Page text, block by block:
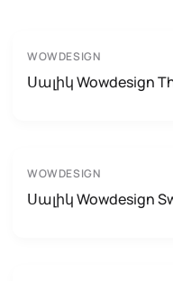
WOWDESIGN
Սալիկ Wowdesign
WOWDESIGN
Սալիկ Wowdesign